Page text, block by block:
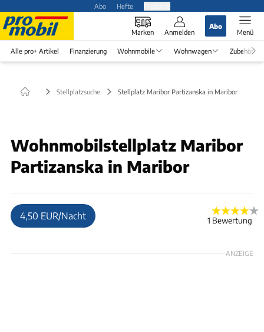
Abo Hefte
Marken Anmelden
Abo
Menü
Alle pro+ Artikel Finanzierung Wohnmobile Wohnwagen Zubehör
Stellplatzsuche Stellplatz Maribor Partizanska in Maribor
Wohnmobilstellplatz Maribor
Partizanska in Maribor
4,50 EUR/Nacht 1 Bewertung
ANZEIGE